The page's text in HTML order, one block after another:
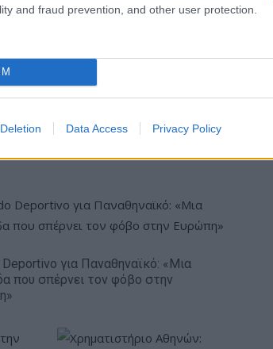
and fraud prevention, and other user protection.
Data Access Privacy Policy
πίσω επιβάτες και θέτει νέα πρότυπα
εμπειρία. Η BMW Theatre
πανοραμική Ultra Wide οθόνη 31
πίσω τμήμα της καμπίνας σε μία
μπορούν να επιλέγουν το
streaming προτάσεων και να το
BMW.
Deportivo για Παναθηναϊκό: «Μια
που σπέρνει τον φόβο στην